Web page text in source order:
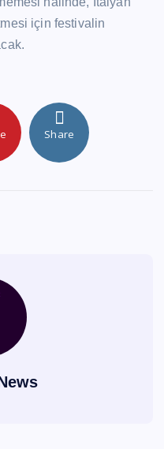
için festivalin
Share